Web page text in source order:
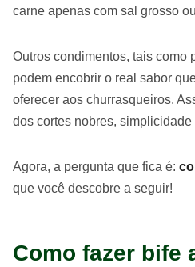
carne apenas com sal grosso
Outros condimentos, tais como
podem encobrir o real sabor
oferecer aos churrasqueiros.
dos cortes nobres, simplicidade
Agora, a pergunta que fica é:
que você descobre a seguir!
Como fazer bife